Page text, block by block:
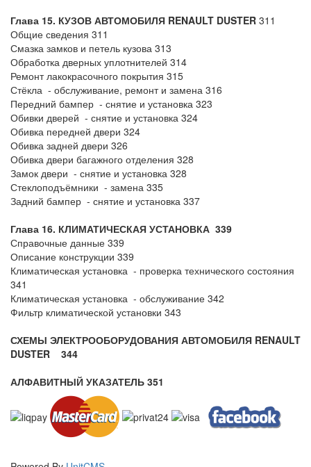
Глава 15. КУЗОВ АВТОМОБИЛЯ RENAULT DUSTER 311
Общие сведения 311
Смазка замков и петель кузова 313
Обработка дверных уплотнителей 314
Ремонт лакокрасочного покрытия 315
Стёкла - обслуживание, ремонт и замена 316
Передний бампер - снятие и установка 323
Обивки дверей - снятие и установка 324
Обивка передней двери 324
Обивка задней двери 326
Обивка двери багажного отделения 328
Замок двери - снятие и установка 328
Стеклоподъёмники - замена 335
Задний бампер - снятие и установка 337
Глава 16. КЛИМАТИЧЕСКАЯ УСТАНОВКА 339
Справочные данные 339
Описание конструкции 339
Климатическая установка - проверка технического состояния
341
Климатическая установка - обслуживание 342
Фильтр климатической установки 343
СХЕМЫ ЭЛЕКТРООБОРУДОВАНИЯ АВТОМОБИЛЯ RENAULT
DUSTER 344
АЛФАВИТНЫЙ УКАЗАТЕЛЬ 351